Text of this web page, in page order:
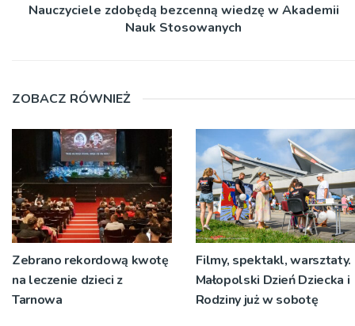
Nauczyciele zdobędą bezcenną wiedzę w Akademii
Nauk Stosowanych
ZOBACZ RÓWNIEŻ
Zebrano rekordową kwotę
na leczenie dzieci z
Tarnowa
Filmy, spektakl, warsztaty.
Małopolski Dzień Dziecka i
Rodziny już w sobotę